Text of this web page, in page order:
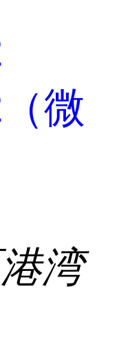
微
湾